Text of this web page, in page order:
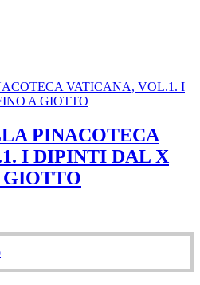
PINACOTECA
I DIPINTI DAL X
GIOTTO